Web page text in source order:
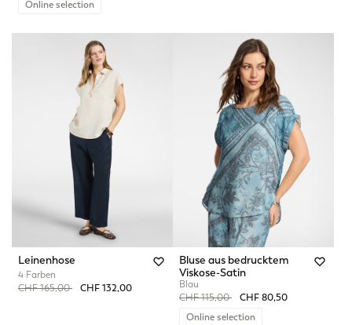
Online selection
Leinenhose
4 Farben
Price reduced from
CHF 165,00toCHF 132,00
Bluse aus bedrucktem
Viskose-Satin
Blau
Price reduced from
CHF 115,00toCHF 80,50
Online selection